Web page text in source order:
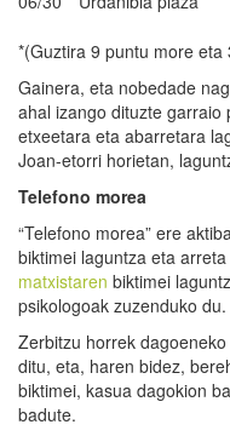
*(Guztira 9 puntu more eta
Gainera, eta nobedade
ahal izango dituzte garraio
etxeetara eta abarretara
Joan-etorri horietan,
Telefono morea
“Telefono morea” ere
biktimei laguntza eta
matxistaren biktimei
psikologoak zuzenduko du.
Zerbitzu horrek
ditu, eta, haren bidez,
biktimei, kasua dagokion
badute.